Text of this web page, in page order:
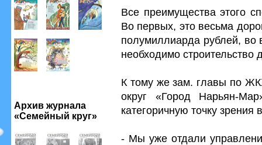
Архив журнала
«Семейный круг»
Все преимущества этого
Во первых, это весьма
полумиллиарда рублей, во
необходимо строительство
К тому же зам. главы по
округ «Город Нарьян-
категоричную точку зрения
- Мы уже отдали